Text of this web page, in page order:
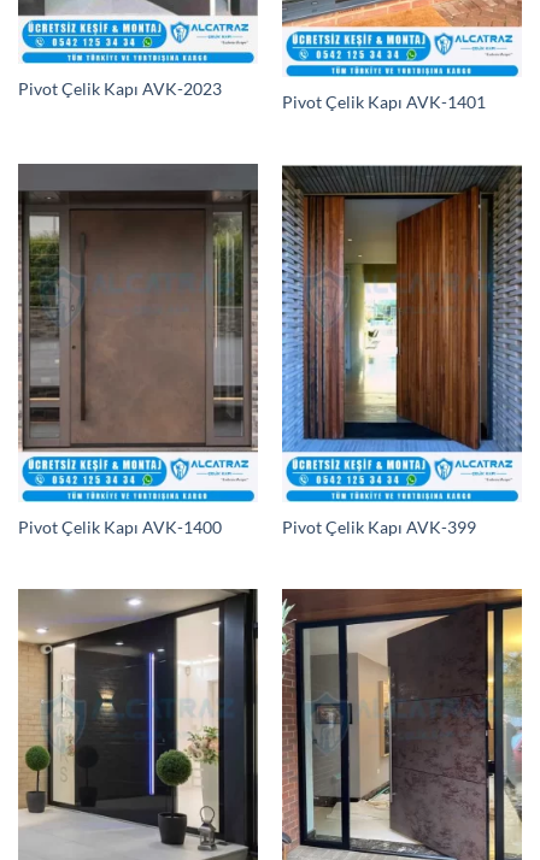
Pivot Çelik Kapı AVK-2023
Pivot Çelik Kapı AVK-1401
Pivot Çelik Kapı AVK-1400 Pivot Çelik Kapı AVK-399